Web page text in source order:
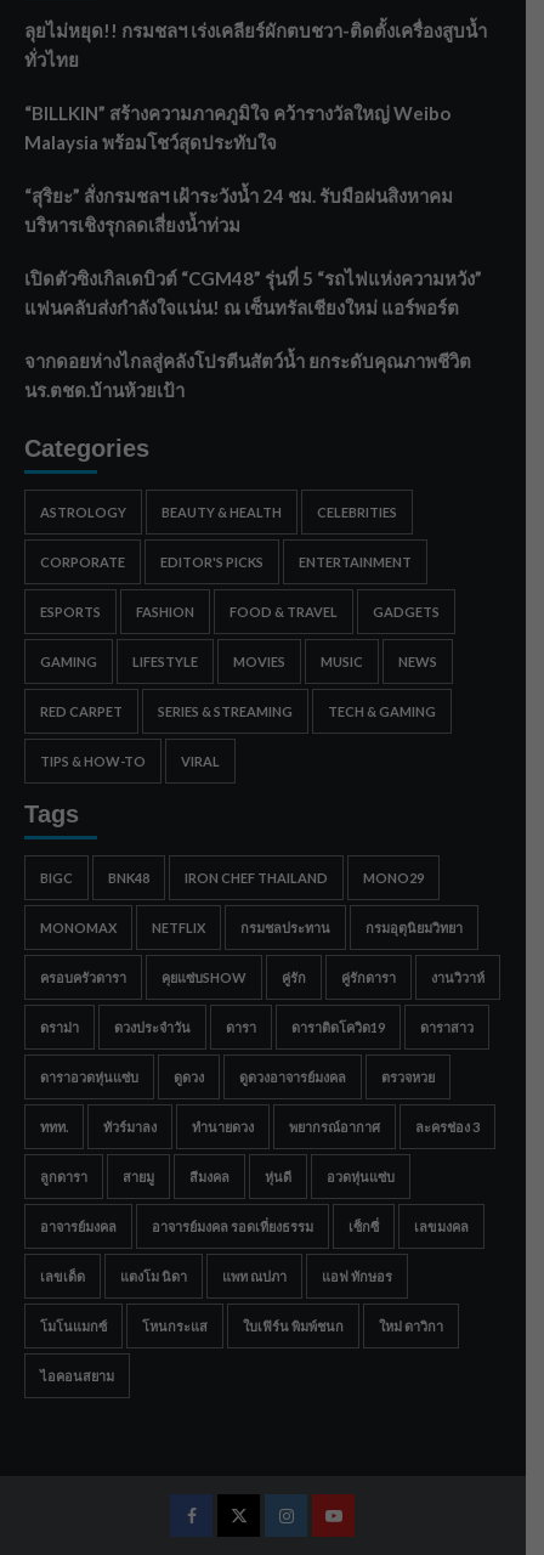
ลุยไม่หยุด!! กรมชลฯ เร่งเคลียร์ผักตบชวา-ติดตั้งเครื่องสูบน้ำ
ทั่วไทย
“BILLKIN” สร้างความภาคภูมิใจ คว้ารางวัลใหญ่ Weibo
Malaysia พร้อมโชว์สุดประทับใจ
“สุริยะ” สั่งกรมชลฯ เฝ้าระวังน้ำ 24 ชม. รับมือฝนสิงหาคม
บริหารเชิงรุกลดเสี่ยงน้ำท่วม
เปิดตัวซิงเกิลเดบิวต์ “CGM48” รุ่นที่ 5 “รถไฟแห่งความหวัง”
แฟนคลับส่งกำลังใจแน่น! ณ เซ็นทรัลเชียงใหม่ แอร์พอร์ต
จากดอยห่างไกลสู่คลังโปรตีนสัตว์น้ำ ยกระดับคุณภาพชีวิต
นร.ตชด.บ้านห้วยเป้า
Categories
ASTROLOGY BEAUTY & HEALTH CELEBRITIES
CORPORATE EDITOR'S PICKS ENTERTAINMENT
ESPORTS FASHION FOOD & TRAVEL GADGETS
GAMING LIFESTYLE MOVIES MUSIC NEWS
RED CARPET SERIES & STREAMING TECH & GAMING
TIPS & HOW-TO VIRAL
Tags
BIGC BNK48 IRON CHEF THAILAND MONO29
MONOMAX NETFLIX กรมชลประทาน กรมอุตุนิยมวิทยา
ครอบครัวดารา คุยแซ่บSHOW คู่รัก คู่รักดารา งานวิวาห์
ดราม่า ดวงประจำวัน ดารา ดาราติดโควิด19 ดาราสาว
ดาราอวดหุ่นแซ่บ ดูดวง ดูดวงอาจารย์มงคล ตรวจหวย
ททท. ทัวร์มาลง ทำนายดวง พยากรณ์อากาศ ละครช่อง 3
ลูกดารา สายมู สีมงคล หุ่นดี อวดหุ่นแซ่บ
อาจารย์มงคล อาจารย์มงคล รอดเที่ยงธรรม เซ็กซี่ เลขมงคล
เลขเด็ด แตงโม นิดา แพท ณปภา แอฟ ทักษอร
โมโนแมกซ์ โหนกระแส ใบเฟิร์น พิมพ์ชนก ใหม่ ดาวิกา
ไอคอนสยาม
FacebookTwitterInstagramYoutube